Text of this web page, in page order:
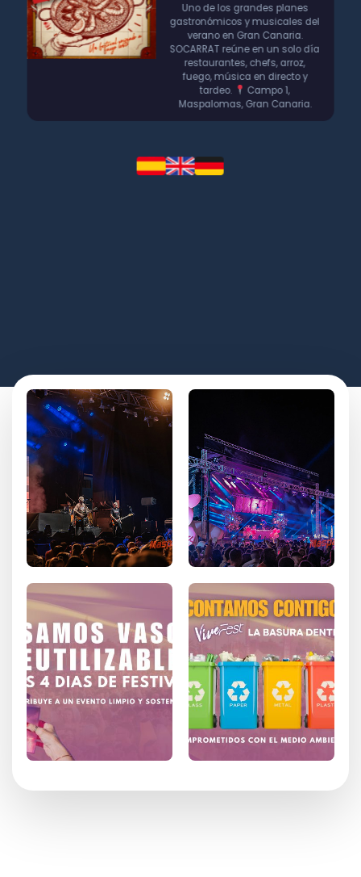
Uno de los grandes planes
gastronómicos y musicales del
verano en Gran Canaria.
SOCARRAT reúne en un solo día
restaurantes, chefs, arroz,
fuego, música en directo y
tardeo.
Campo 1,
Maspalomas, Gran Canaria.